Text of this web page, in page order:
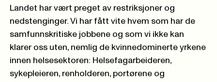
Landet har vært preget av restriksjoner og
nedstenginger. Vi har fått vite hvem som har de
samfunnskritiske jobbene og som vi ikke kan
klarer oss uten, nemlig de kvinnedominerte yrkene
innen helsesektoren: Helsefagarbeideren,
sykepleieren, renholderen, portørene og